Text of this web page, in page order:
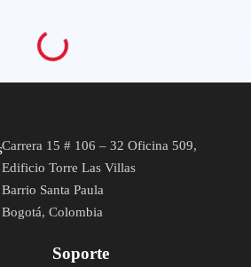
Carrera 15 # 106 – 32 Oficina 509,
Edificio Torre Las Villas
Barrio Santa Paula
Bogotá, Colombia
Soporte